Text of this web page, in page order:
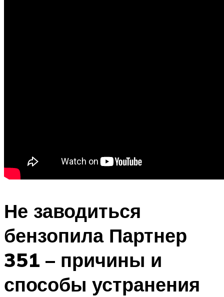
Не заводиться
бензопила Партнер
351 – причины и
способы устранения